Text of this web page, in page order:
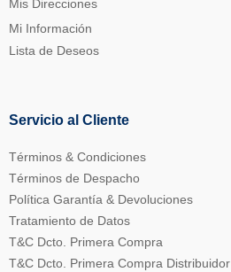
Mis Direcciones
Mi Información
Lista de Deseos
Servicio al Cliente
Términos & Condiciones
Términos de Despacho
Política Garantía & Devoluciones
Tratamiento de Datos
T&C Dcto. Primera Compra
T&C Dcto. Primera Compra Distribuidor